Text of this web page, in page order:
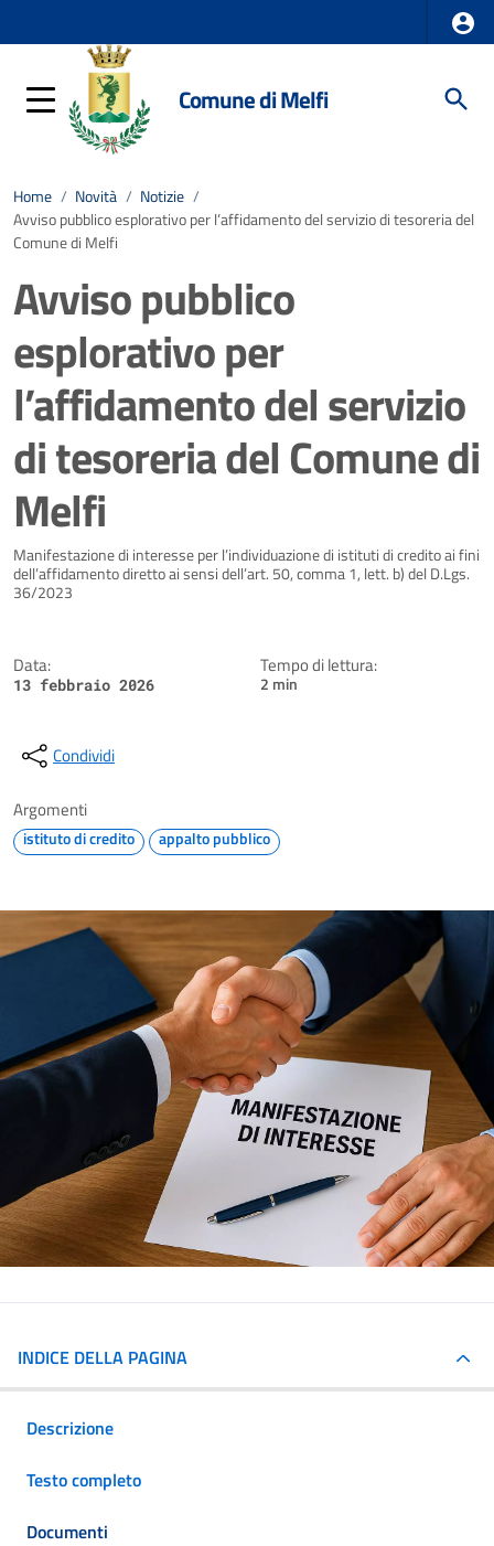
Comune di Melfi
Home / Novità / Notizie /
Avviso pubblico esplorativo per l’affidamento del servizio di tesoreria del
Comune di Melfi
Avviso pubblico
esplorativo per
l’affidamento del servizio
di tesoreria del Comune di
Melfi
Dettagli della notizia
Manifestazione di interesse per l’individuazione di istituti di credito ai fini
dell’affidamento diretto ai sensi dell’art. 50, comma 1, lett. b) del D.Lgs.
36/2023
Data:
13 febbraio 2026
Tempo di lettura:
2 min
Condividi
Argomenti
istituto di credito appalto pubblico
INDICE DELLA PAGINA
Descrizione
Testo completo
Documenti